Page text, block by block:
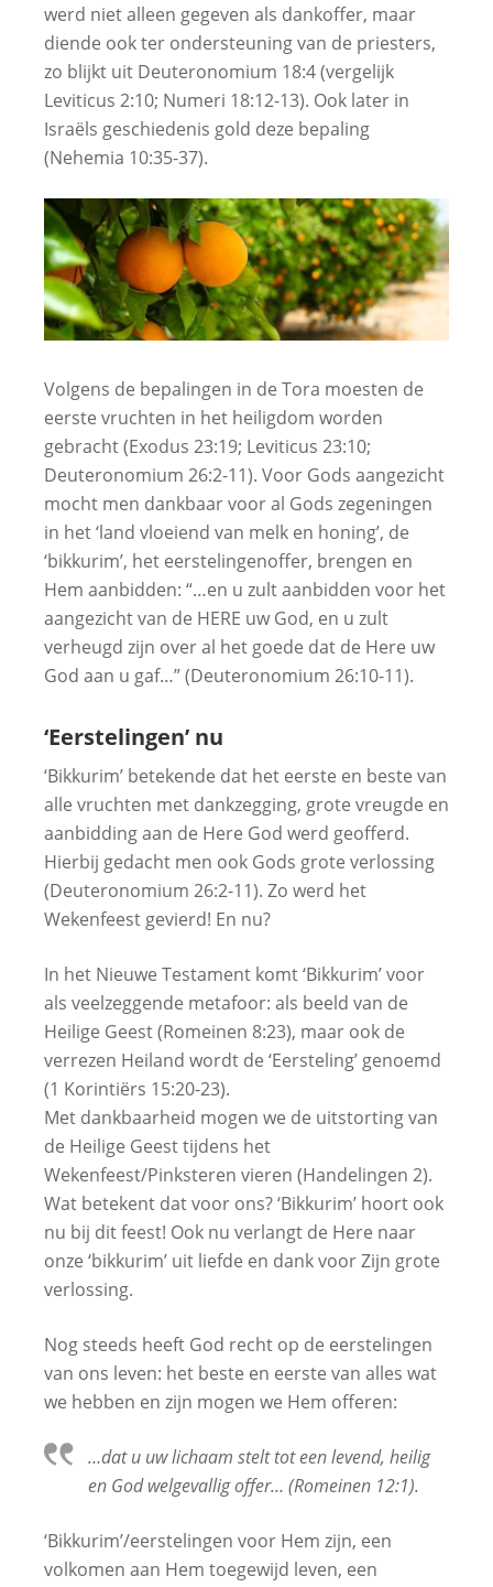
werd niet alleen gegeven als dankoffer, maar
diende ook ter ondersteuning van de priesters,
zo blijkt uit Deuteronomium 18:4 (vergelijk
Leviticus 2:10; Numeri 18:12-13). Ook later in
Israëls geschiedenis gold deze bepaling
(Nehemia 10:35-37).
Volgens de bepalingen in de Tora moesten de
eerste vruchten in het heiligdom worden
gebracht (Exodus 23:19; Leviticus 23:10;
Deuteronomium 26:2-11). Voor Gods aangezicht
mocht men dankbaar voor al Gods zegeningen
in het ‘land vloeiend van melk en honing’, de
‘bikkurim’, het eerstelingenoffer, brengen en
Hem aanbidden: “…en u zult aanbidden voor het
aangezicht van de HERE uw God, en u zult
verheugd zijn over al het goede dat de Here uw
God aan u gaf…” (Deuteronomium 26:10-11).
‘Eerstelingen’ nu
‘Bikkurim’ betekende dat het eerste en beste van
alle vruchten met dankzegging, grote vreugde en
aanbidding aan de Here God werd geofferd.
Hierbij gedacht men ook Gods grote verlossing
(Deuteronomium 26:2-11). Zo werd het
Wekenfeest gevierd! En nu?
In het Nieuwe Testament komt ‘Bikkurim’ voor
als veelzeggende metafoor: als beeld van de
Heilige Geest (Romeinen 8:23), maar ook de
verrezen Heiland wordt de ‘Eersteling’ genoemd
(1 Korintiërs 15:20-23).
Met dankbaarheid mogen we de uitstorting van
de Heilige Geest tijdens het
Wekenfeest/Pinksteren vieren (Handelingen 2).
Wat betekent dat voor ons? ‘Bikkurim’ hoort ook
nu bij dit feest! Ook nu verlangt de Here naar
onze ‘bikkurim’ uit liefde en dank voor Zijn grote
verlossing.
Nog steeds heeft God recht op de eerstelingen
van ons leven: het beste en eerste van alles wat
we hebben en zijn mogen we Hem offeren:
…dat u uw lichaam stelt tot een levend, heilig
en God welgevallig offer… (Romeinen 12:1).
‘Bikkurim’/eerstelingen voor Hem zijn, een
volkomen aan Hem toegewijd leven, een